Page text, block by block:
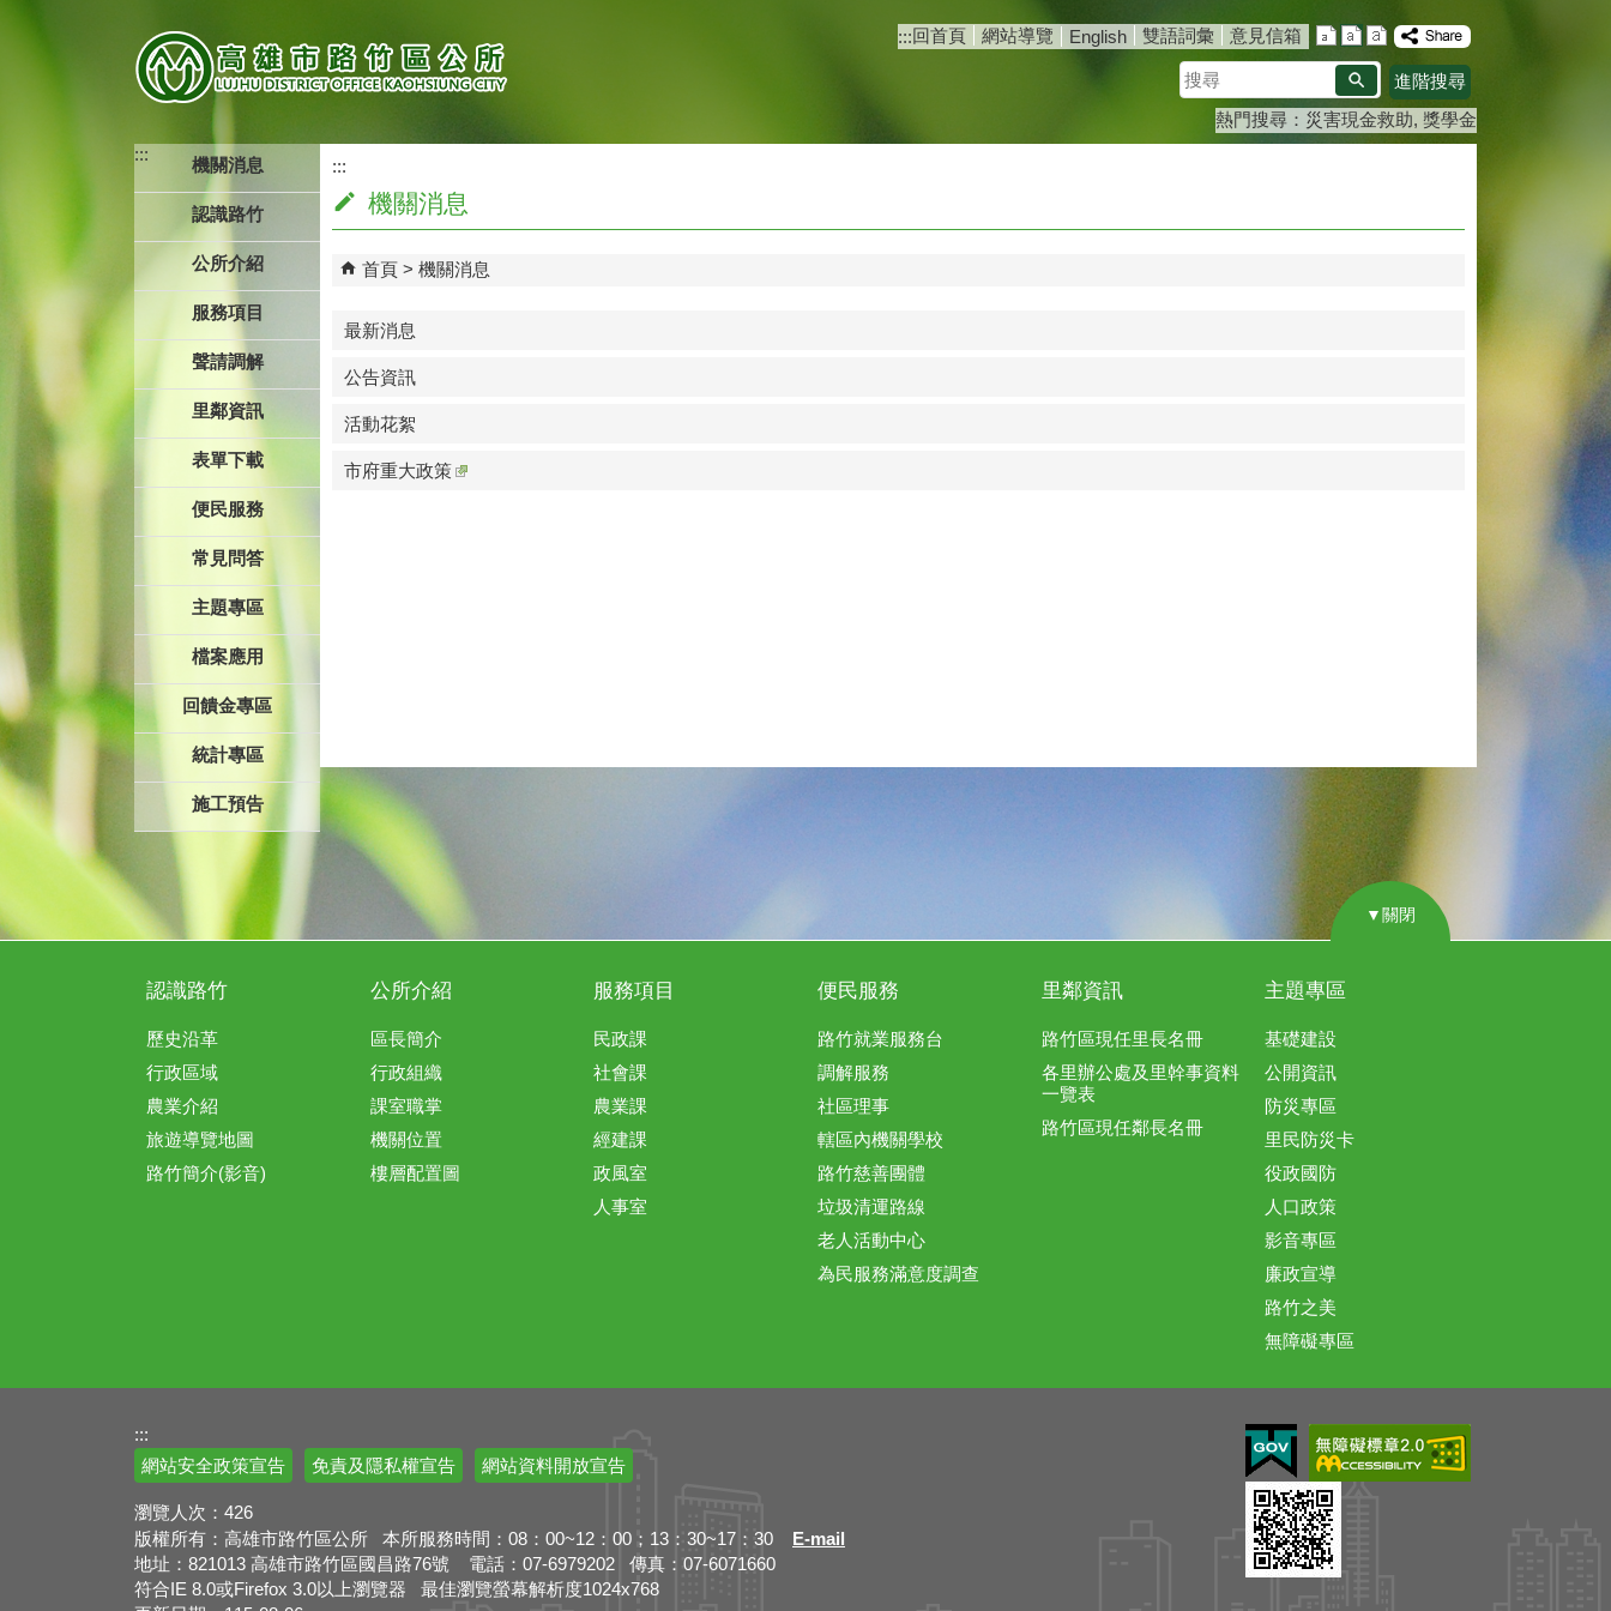
:::回首頁 網站導覽 English 雙語詞彙
意見信箱
搜
尋
進階搜尋
熱門搜尋： 災害現金救助 獎學金
:::
機關消息
認識路竹
公所介紹
服務項目
聲請調解
里鄰資訊
表單下載
便民服務
常見問答
主題專區
檔案應用
回饋金專區
統計專區
施工預告
:::
機關消息
首頁 機關消息
最新消息
公告資訊
活動花絮
市府重大政策
▼關閉
認識路竹
歷史沿革
行政區域
農業介紹
旅遊導覽地圖
路竹簡介(影音)
公所介紹
區長簡介
行政組織
課室職掌
機關位置
樓層配置圖
服務項目
民政課
社會課
農業課
經建課
政風室
人事室
便民服務
路竹就業服務台
調解服務
社區理事
轄區內機關學校
路竹慈善團體
垃圾清運路線
老人活動中心
為民服務滿意度調查
里鄰資訊
路竹區現任里長名冊
各里辦公處及里幹事資料
一覽表
路竹區現任鄰長名冊
主題專區
基礎建設
公開資訊
防災專區
里民防災卡
役政國防
人口政策
影音專區
廉政宣導
路竹之美
無障礙專區
:::
網站安全政策宣告
免責及隱私權宣告 網站資料開放宣告
瀏覽人次： 426
版權所有：高雄市路竹區公所 本所服務時間：08：00~12：00；13：30~17：30 E-mail
地址：821013 高雄市路竹區國昌路76號 電話：07-6979202 傳真：07-6071660
符合IE 8.0或Firefox 3.0以上瀏覽器 最佳瀏覽螢幕解析度1024x768